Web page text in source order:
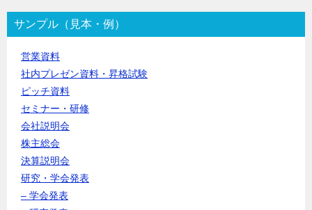
ゲ
ー
シ
サンプル（見本・例）
営業資料
社内プレゼン資料・昇格試験
ピッチ資料
セミナー・研修
会社説明会
株主総会
決算説明会
研究・学会発表
– 学会発表